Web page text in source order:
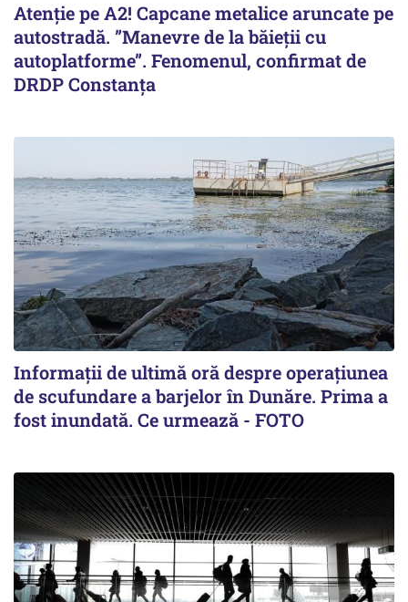
Atenție pe A2! Capcane metalice aruncate pe
autostradă. ”Manevre de la băieții cu
autoplatforme”. Fenomenul, confirmat de
DRDP Constanța
Informații de ultimă oră despre operațiunea
de scufundare a barjelor în Dunăre. Prima a
fost inundată. Ce urmează - FOTO